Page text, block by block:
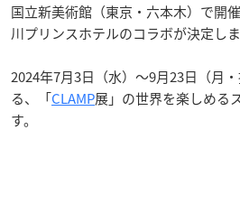
国立新美術館（東京・六本木）で開
川プリンスホテルのコラボが決定しま
2024年7月3日（水）～9月23日（月
る、「CLAMP展」の世界を楽しめる
す。